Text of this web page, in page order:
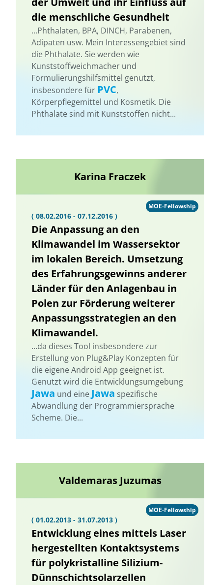
die menschliche Gesundheit
...Phthalaten, BPA, DINCH, Parabenen,
Adipaten usw. Mein Interessengebiet sind
die Phthalate. Sie werden wie
Kunststoffweichmacher und
Formulierungshilfsmittel genutzt,
insbesondere für PVC,
Körperpflegemittel und Kosmetik. Die
Phthalate sind mit Kunststoffen nicht...
Karina Fraczek
( 08.02.2016 - 07.12.2016 )
Die Anpassung an den
Klimawandel im Wassersektor
im lokalen Bereich. Umsetzung
des Erfahrungsgewinns anderer
Länder für den Anlagenbau in
Polen zur Förderung weiterer
Anpassungsstrategien an den
Klimawandel.
...da dieses Tool insbesondere zur
Erstellung von Plug&Play Konzepten für
die eigene Android App geeignet ist.
Genutzt wird die Entwicklungsumgebung
Jawa und eine Jawa spezifische
Abwandlung der Programmiersprache
Scheme. Die...
MOE-Fellowship
Valdemaras Juzumas
( 01.02.2013 - 31.07.2013 )
Entwicklung eines mittels Laser
hergestellten Kontaktsystems
für polykristalline Silizium-
Dünnschichtsolarzellen
MOE-Fellowship